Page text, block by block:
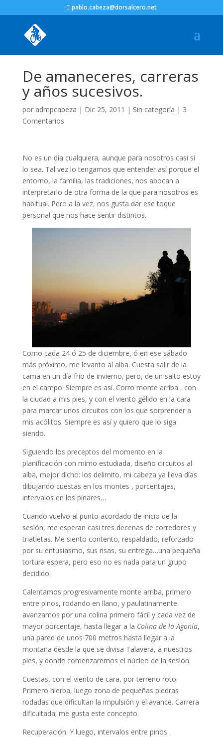
pablo.cabeza@dorsalcero.net
De amaneceres, carreras
y años sucesivos.
por admpcabeza | Dic 25, 2011 | Sin categoría | 3
Comentarios
No es un día cualquiera, aunque para nosotros casi si
lo sea. Tal vez lo tengamos que entender así porque el
entorno, la familia, las tradiciones, nos abocan a
interpretarlo de otra forma de la que para nosotros es
habitual. Pero a la vez, nos gusta dar ese toque
personal que nos hace sentir distintos.
Como cada 24 ó 25 de diciembre, ó en ese sábado
más próximo, me levanto al alba. Cuesta salir de la
cama en un día frío de invierno, pero, de un salto estoy
en el campo. Siempre es así. Corro monte arriba , con
la ciudad a mis pies, y con el viento gélido en la cara
para marcar unos circuitos con los que sorprender a
mis acólitos. Siempre es así y quiero que lo siga
siendo.
Siguiendo los preceptos del momento en la
planificación con mimo estudiada, diseño circuitos al
alba, mejor dicho: los delimito, mi cabeza ya lleva días
dibujando cuestas en los montes , porcentajes,
intervalos en los pinares…
Cuando vuelvo al punto acordado de inicio de la
sesión, me esperan casi tres decenas de corredores y
triatletas. Me siento contento, respaldado, reforzado
por su entusiasmo, sus risas, su entrega…una pequeña
tortura espera, pero eso no es nada para un grupo
decidido.
Calentamos progresivamente monte arriba, primero
entre pinos, rodando en llano, y paulatinamente
avanzamos por una colina primero fácil y cada vez de
mayor porcentaje, hasta llegar a la Colina de la Agonía,
una pared de unos 700 metros hasta llegar a la
montaña desde la que se divisa Talavera, a nuestros
pies, y donde comenzaremos el núcleo de la sesión.
Cuestas, con el viento de cara, por terreno roto.
Primero hierba, luego zona de pequeñas piedras
rodadas que dificultan la impulsión y el avance. Carrera
dificultada; me gusta este concepto.
Recuperación. Y luego, intervalos entre pinos.